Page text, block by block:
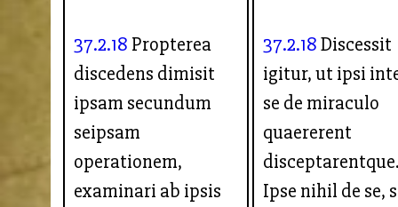
37.2.18 Propterea
discedens dimisit
ipsam secundum
seipsam
operationem,
examinari ab ipsis
37.2.18Discessit
igitur, ut ipsi
se de miraculo
quaererent
Ipse nihil de se,